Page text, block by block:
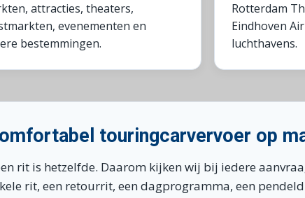
attracties, theaters,
evenementen en
bestemmingen.
Rotterdam
Eindhoven
luchthavens.
touringcarvervoer op
rit is hetzelfde. Daarom kijken wij bij iedere
rit, een retourrit, een dagprogramma, een